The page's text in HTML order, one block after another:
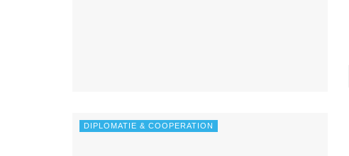
DIPLOMATIE & COOPERATION